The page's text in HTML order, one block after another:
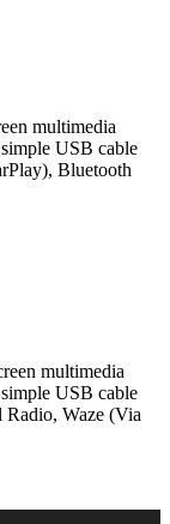
multimedia
USB cable
Bluetooth
multimedia
USB cable
Waze (Via